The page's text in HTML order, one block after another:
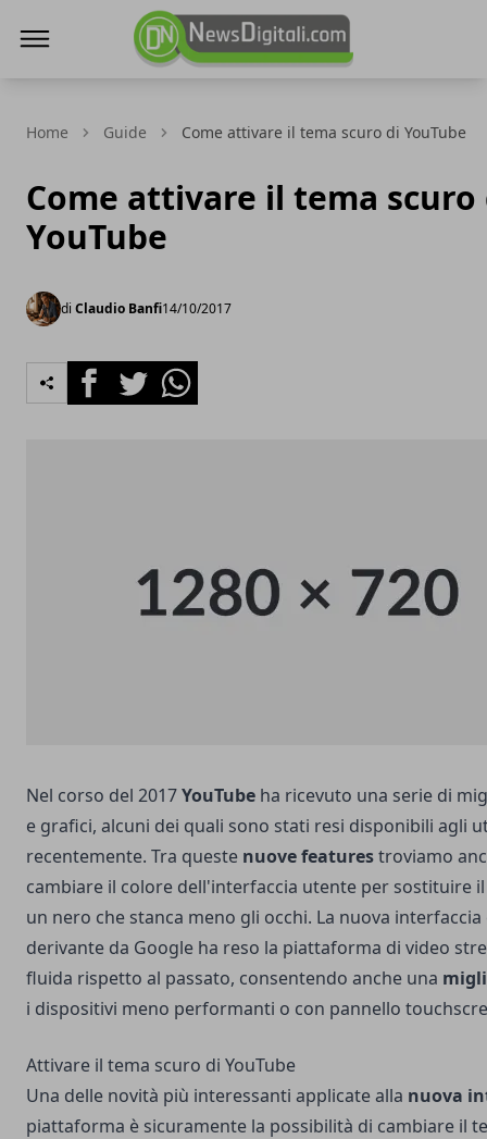
Home Guide Come attivare il tema scuro di YouTube
Come attivare il tema scuro
YouTube
di Claudio Banfi14/10/2017
FacebookTwitterWhatsapp
Nel corso del 2017YouTube ha ricevuto una serie di
e grafici, alcuni dei quali sono stati resi disponibili agli
recentemente. Tra queste nuove featurestroviamo
cambiare il colore dell'interfaccia utente per sostituire
un nero che stanca meno gli occhi. La nuova
derivante da Google ha reso la piattaforma di video
fluida rispetto al passato, consentendo anche una
i dispositivi meno performanti o con pannello
Attivare il tema scuro di YouTube
Una delle novità più interessanti applicate alla nuova
piattaforma è sicuramente la possibilità di cambiare il